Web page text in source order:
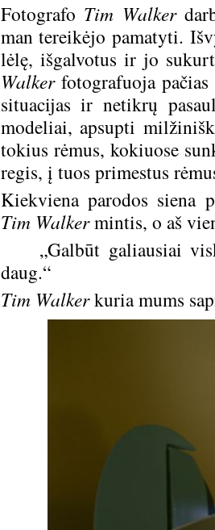
Fotografo Tim Walker
man tereikėjo pamatyti.
lėlę, išgalvotus ir jo
Walkerfotografuoja pačias
situacijas ir netikrų
modeliai, apsupti
tokius rėmus, kokiuose
regis, į tuos primestus
Kiekviena parodos siena
Tim Walkermintis, o aš
„Galbūt galiausiai
daug.“
Tim Walkerkuria mums